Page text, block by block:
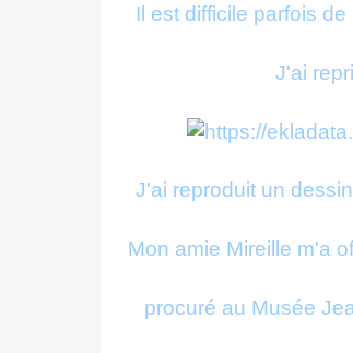
Il est difficile parfois
J'ai
J'ai reproduit un
Mon amie Mireille m'a
procuré au Musée